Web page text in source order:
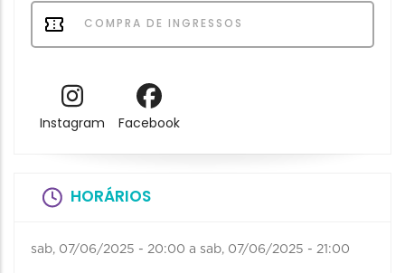
COMPRA DE INGRESSOS
Instagram Facebook
HORÁRIOS
sab, 07/06/2025 - 20:00 a sab, 07/06/2025 - 21:00